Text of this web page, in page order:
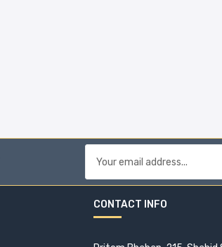
CONTACT INFO